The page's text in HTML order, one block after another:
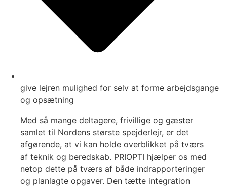
give lejren mulighed for selv at forme arbejdsgange
og opsætning
Med så mange deltagere, frivillige og gæster
samlet til Nordens største spejderlejr, er det
afgørende, at vi kan holde overblikket på tværs
af teknik og beredskab. PRIOPTI hjælper os med
netop dette på tværs af både indrapporteringer
og planlagte opgaver. Den tætte integration